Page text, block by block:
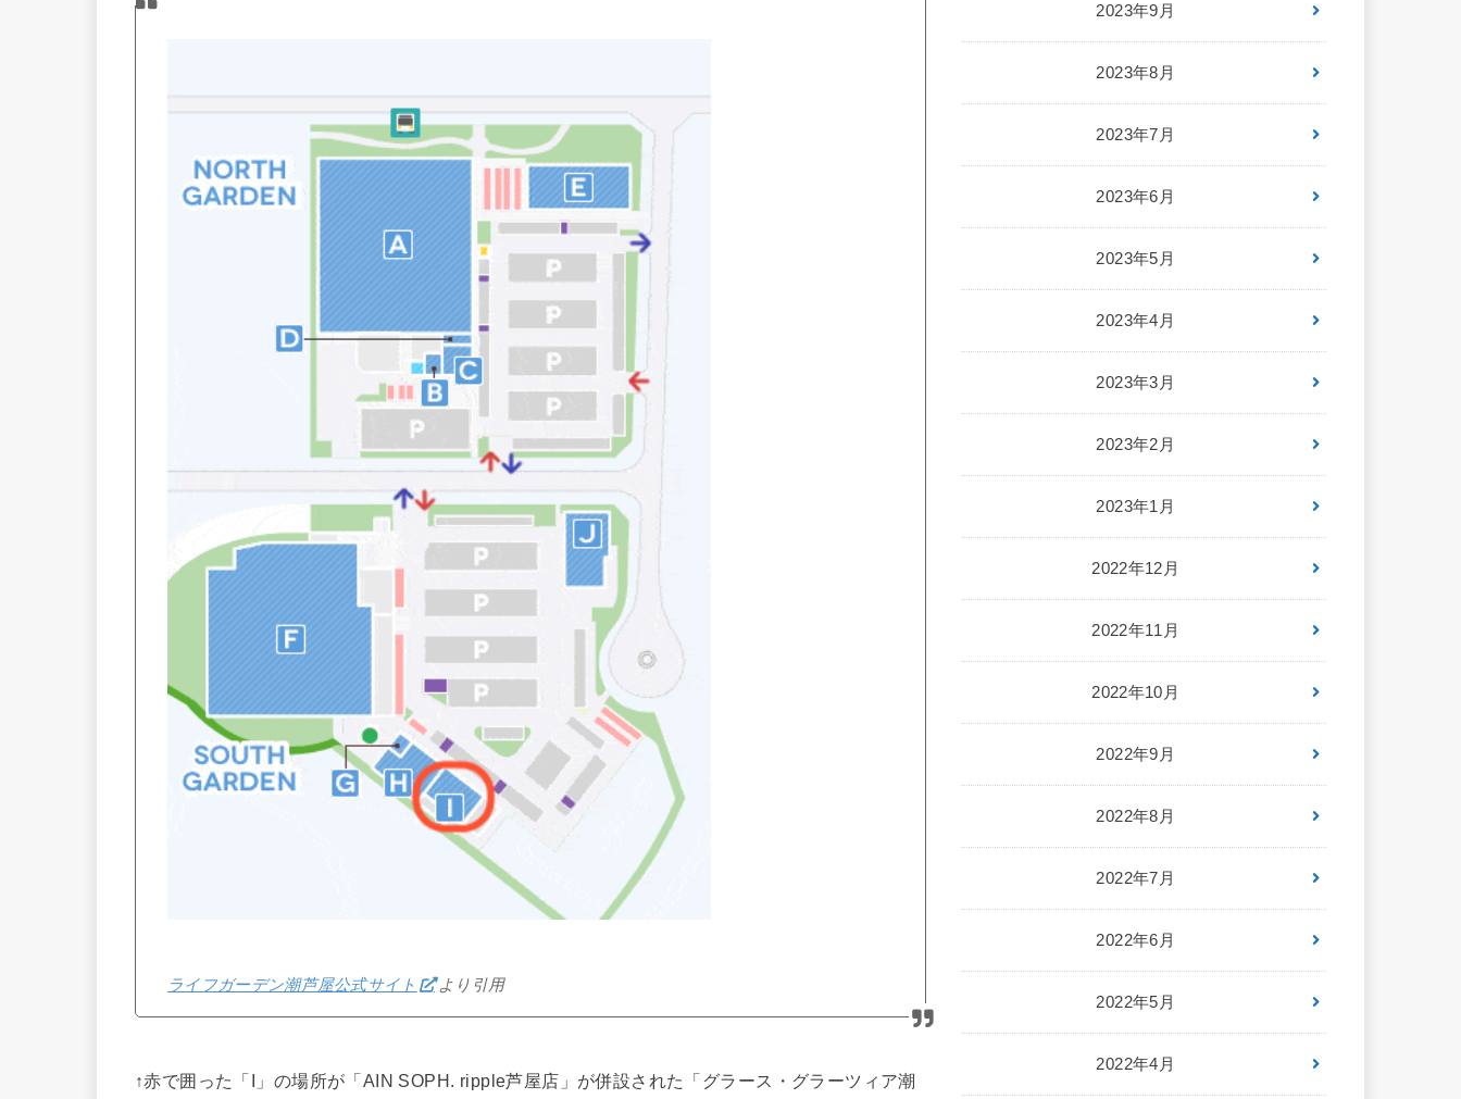
ライフガーデン潮芦屋公式サイト より引用
↑赤で囲った「I」の場所が「AIN SOPH. ripple芦屋店」が併設された「グラース・グラーツィア潮
2023年9月
2023年8月
2023年7月
2023年6月
2023年5月
2023年4月
2023年3月
2023年2月
2023年1月
2022年12月
2022年11月
2022年10月
2022年9月
2022年8月
2022年7月
2022年6月
2022年5月
2022年4月